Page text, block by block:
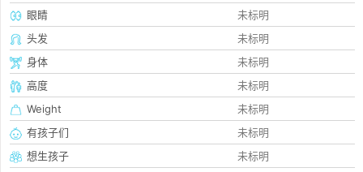
眼睛
未标明
头发
未标明
身体
未标明
高度
未标明
Weight
未标明
有孩子们
未标明
想生孩子
未标明